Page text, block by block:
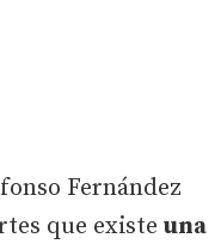
Fernández
que existe una